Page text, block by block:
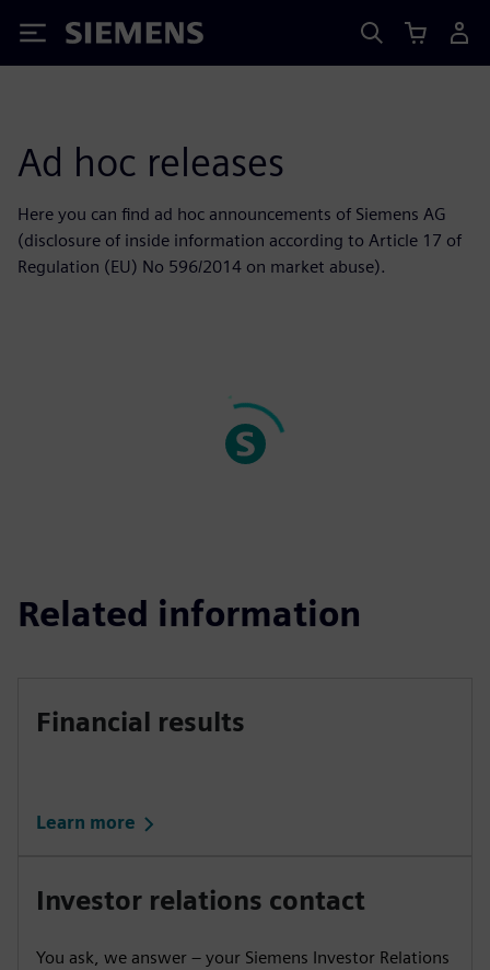
Siemens
Ad hoc releases
Here you can find ad hoc announcements of Siemens AG
(disclosure of inside information according to Article 17 of
Regulation (EU) No 596/2014 on market abuse).
Related information
Financial results
Learn more
Investor relations contact
You ask, we answer – your Siemens Investor Relations